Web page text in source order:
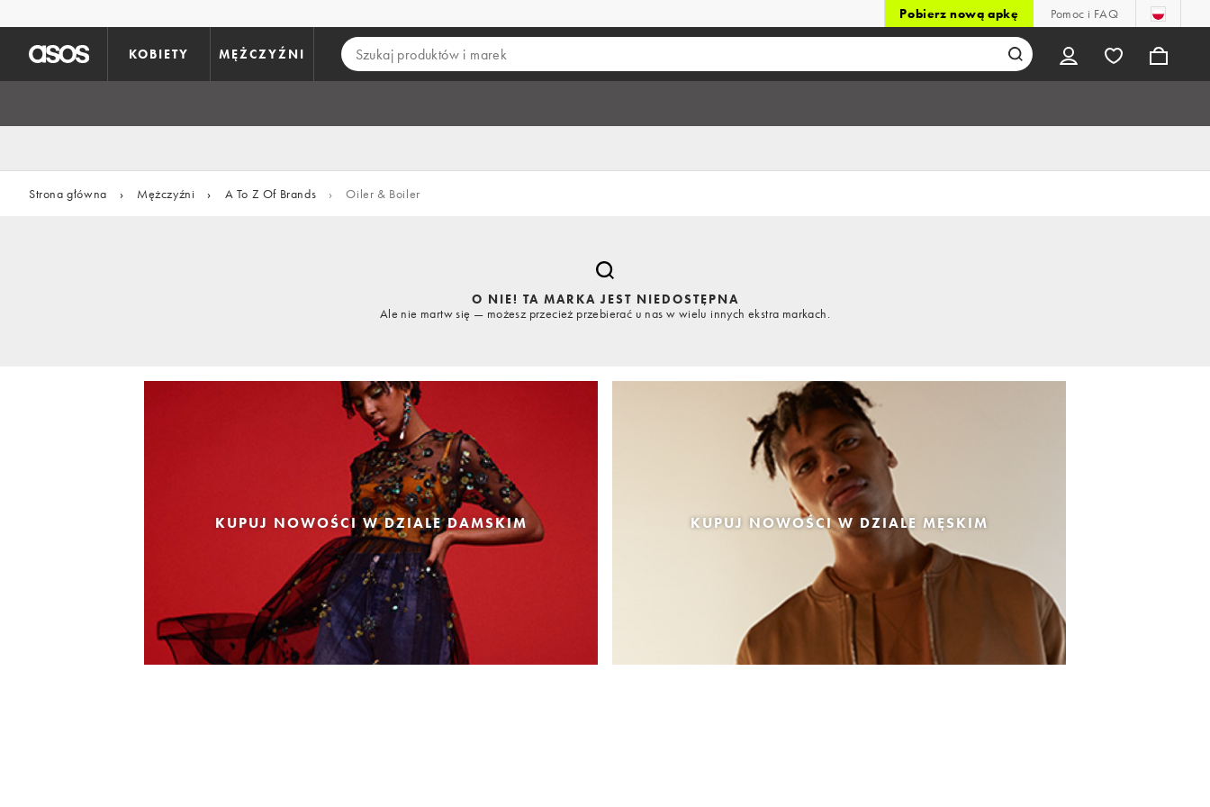
Pobierz nową apkę Pomoc i FAQ
KOBIETY MĘŻCZYŹNI
Strona główna › Mężczyźni › A To Z Of Brands › Oiler & Boiler
O NIE! TA MARKA JEST NIEDOSTĘPNA
Ale nie martw się — możesz przecież przebierać u nas w wielu innych ekstra markach.
KUPUJ NOWOŚCI W DZIALE DAMSKIM KUPUJ NOWOŚCI W DZIALE MĘSKIM